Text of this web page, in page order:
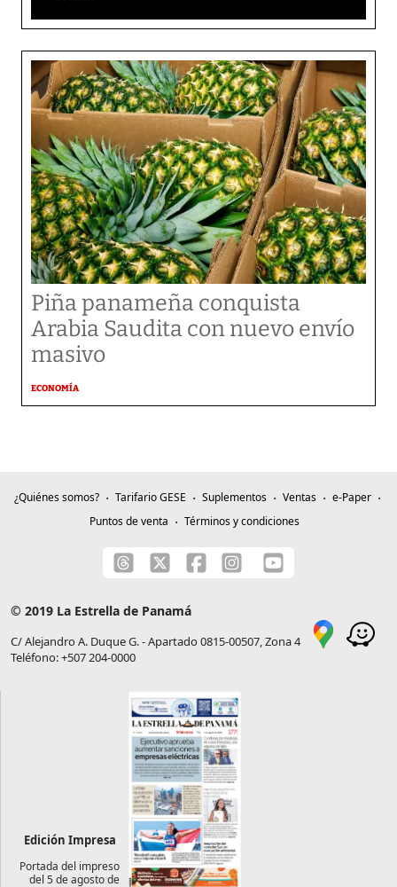
Piña panameña conquista
Arabia Saudita con nuevo envío
masivo
ECONOMÍA
¿Quiénes somos? Tarifario GESE Suplementos Ventas
e-Paper
Puntos de venta
Términos y condiciones
© 2019 La Estrella de Panamá
C/ Alejandro A. Duque G. - Apartado 0815-00507, Zona 4
Teléfono: +507 204-0000
Edición Impresa
Portada del impreso
del 5 de agosto de